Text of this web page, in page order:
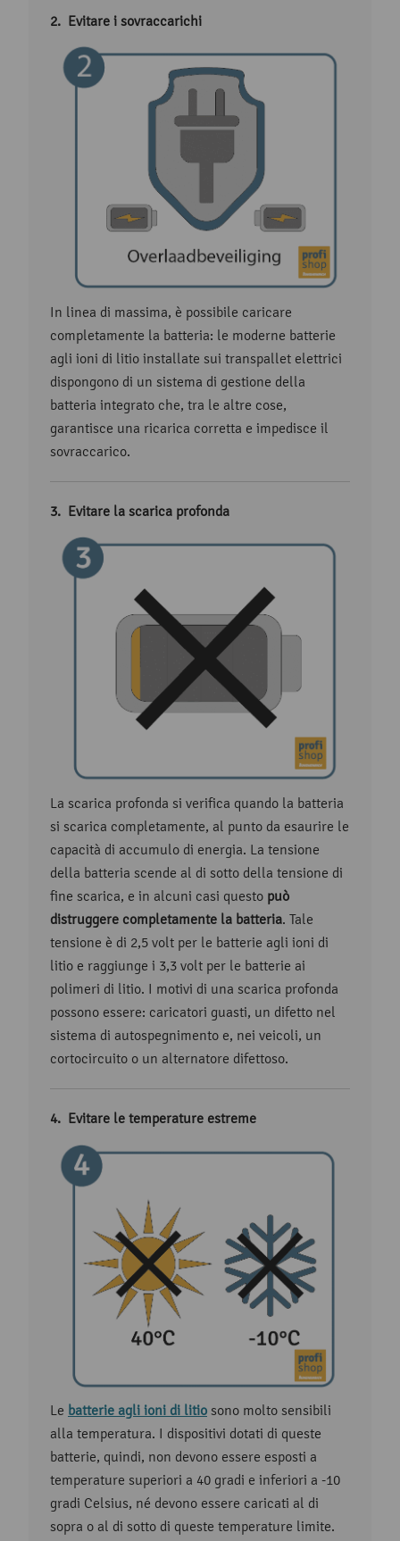
Evitare i sovraccarichi
In linea di massima, è possibile caricare
completamente la batteria: le moderne batterie
agli ioni di litio installate sui transpallet elettrici
dispongono di un sistema di gestione della
batteria integrato che, tra le altre cose,
garantisce una ricarica corretta e impedisce il
sovraccarico.
Evitare la scarica profonda
La scarica profonda si verifica quando la batteria
si scarica completamente, al punto da esaurire le
capacità di accumulo di energia. La tensione
della batteria scende al di sotto della tensione di
fine scarica, e in alcuni casi questo può
distruggere completamente la batteria. Tale
tensione è di 2,5 volt per le batterie agli ioni di
litio e raggiunge i 3,3 volt per le batterie ai
polimeri di litio. I motivi di una scarica profonda
possono essere: caricatori guasti, un difetto nel
sistema di autospegnimento e, nei veicoli, un
cortocircuito o un alternatore difettoso.
Evitare le temperature estreme
Le batterie agli ioni di litio sono molto sensibili
alla temperatura. I dispositivi dotati di queste
batterie, quindi, non devono essere esposti a
temperature superiori a 40 gradi e inferiori a -10
gradi Celsius, né devono essere caricati al di
sopra o al di sotto di queste temperature limite.